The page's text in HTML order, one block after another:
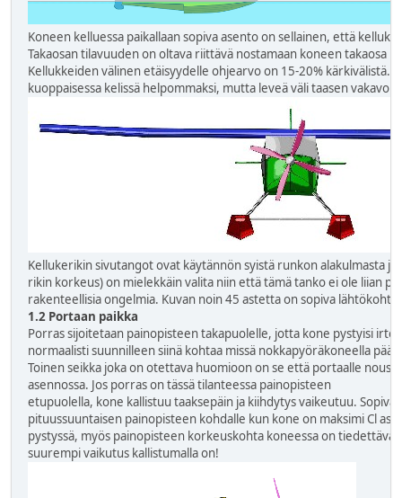
Koneen kelluessa paikallaan sopiva asento on sellainen, että
Takaosan tilavuuden on oltava riittävä nostamaan koneen takaosa
Kellukkeiden välinen etäisyydelle ohjearvo on 15-20% kärkivälistä.
kuoppaisessa kelissä helpommaksi, mutta leveä väli taasen
Kellukerikin sivutangot ovat käytännön syistä runkon alakulmasta
rikin korkeus) on mielekkäin valita niin että tämä tanko ei ole liian
rakenteellisia ongelmia. Kuvan noin 45 astetta on sopiva lähtökohta.
1.2 Portaan paikka
Porras sijoitetaan painopisteen takapuolelle, jotta kone pystyisi
normaalisti suunnilleen siinä kohtaa missä nokkapyöräkoneella
Toinen seikka joka on otettava huomioon on se että portaalle
asennossa. Jos porras on tässä tilanteessa painopisteen
etupuolella, kone kallistuu taaksepäin ja kiihdytys vaikeutuu.
pituussuuntaisen painopisteen kohdalle kun kone on maksimi Cl
pystyssä, myös painopisteen korkeuskohta koneessa on
suurempi vaikutus kallistumalla on!